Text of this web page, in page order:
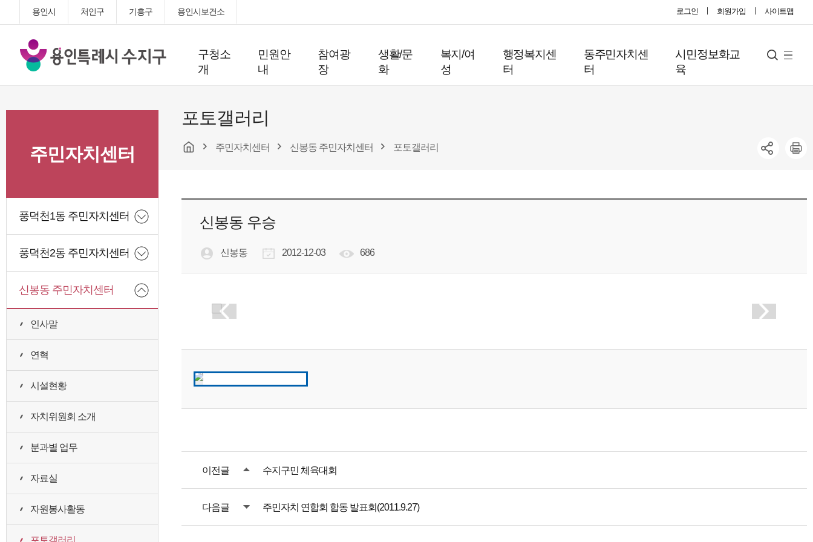
용인시 처인구 기흥구 용인시보건소 로그인 회원가입 사이트맵
용
인
특
시
구
구청소
개
민원안
내
참여광
장
생활/문
화
복지/여
성
행정복지센
터
동주민자치센
터
시민정보화교
육
검
사
트
주민자치센터
풍덕천1동 주민자치센터
풍덕천2동 주민자치센터
신봉동 주민자치센터
인사말
연혁
시설현황
자치위원회 소개
분과별 업무
자료실
자원봉사활동
포토갤러리
포토갤러리
주민자치센터 신봉동 주민자치센터 포토갤러리
신봉동 우승
신봉동 2012-12-03 686
이전글 수지구민 체육대회
다음글 주민자치 연합회 합동 발표회(2011.9.27)